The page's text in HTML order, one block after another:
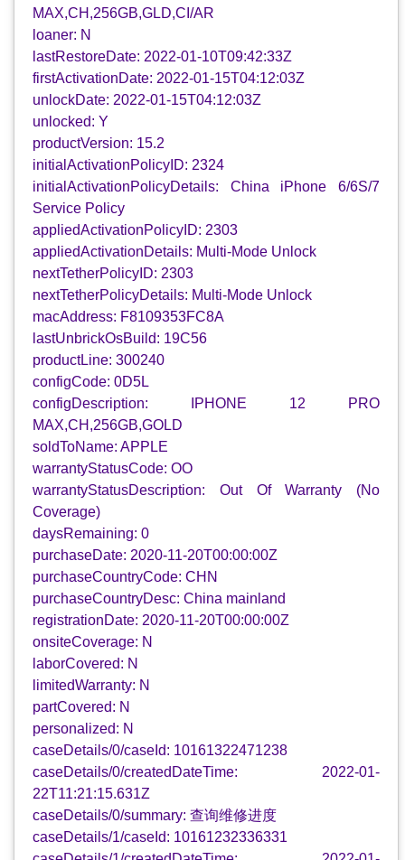
MAX,CH,256GB,GLD,CI/AR
loaner: N
lastRestoreDate: 2022-01-10T09:42:33Z
firstActivationDate: 2022-01-15T04:12:03Z
unlockDate: 2022-01-15T04:12:03Z
unlocked: Y
productVersion: 15.2
initialActivationPolicyID: 2324
initialActivationPolicyDetails: China iPhone 6/6S/7
Service Policy
appliedActivationPolicyID: 2303
appliedActivationDetails: Multi-Mode Unlock
nextTetherPolicyID: 2303
nextTetherPolicyDetails: Multi-Mode Unlock
macAddress: F8109353FC8A
lastUnbrickOsBuild: 19C56
productLine: 300240
configCode: 0D5L
configDescription: IPHONE 12 PRO
MAX,CH,256GB,GOLD
soldToName: APPLE
warrantyStatusCode: OO
warrantyStatusDescription: Out Of Warranty (No
Coverage)
daysRemaining: 0
purchaseDate: 2020-11-20T00:00:00Z
purchaseCountryCode: CHN
purchaseCountryDesc: China mainland
registrationDate: 2020-11-20T00:00:00Z
onsiteCoverage: N
laborCovered: N
limitedWarranty: N
partCovered: N
personalized: N
caseDetails/0/caseId: 10161322471238
caseDetails/0/createdDateTime: 2022-01-
22T11:21:15.631Z
caseDetails/0/summary: 查询维修进度
caseDetails/1/caseId: 10161232336331